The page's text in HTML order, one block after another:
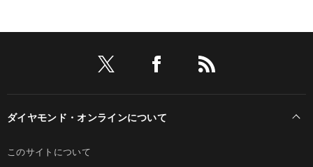
ダイヤモンド・オンラインについて
このサイトについて